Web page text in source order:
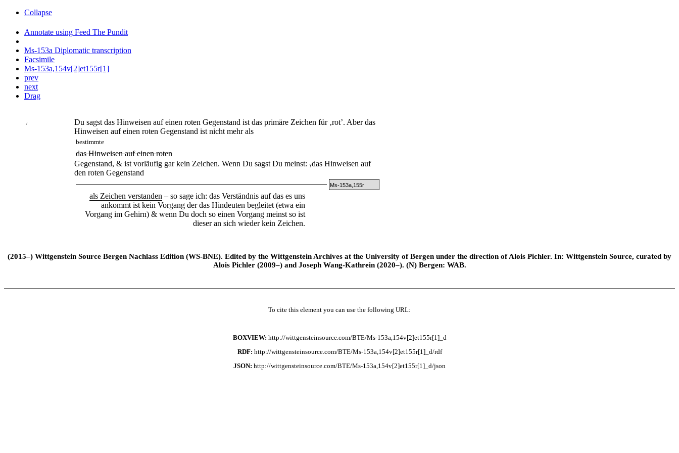
Collapse
Annotate using Feed The Pundit
Ms-153a Diplomatic transcription
Facsimile
Ms-153a,154v[2]et155r[1]
prev
next
Drag
/
Du sagst das Hinweisen auf einen roten Gegenstand ist das primäre Zeichen für ‚rot’. Aber das
Hinweisen auf einen roten Gegenstand ist nicht mehr als
bestimmte
das Hinweisen auf einen roten
Gegenstand, & ist vorläufig gar kein Zeichen. Wenn Du sagst Du meinst: ‚das Hinweisen auf
den roten Gegenstand
Ms-153a,155r
als Zeichen verstanden – so sage ich: das Verständnis auf das es uns
ankommt ist kein Vorgang der das Hindeuten begleitet (etwa ein
Vorgang im Gehirn) & wenn Du doch so einen Vorgang meinst so ist
dieser an sich wieder kein Zeichen.
(2015–) Wittgenstein Source Bergen Nachlass Edition (WS-BNE). Edited by the Wittgenstein Archives at the University of Bergen under the direction of Alois Pichler. In: Wittgenstein Source, curated by
Alois Pichler (2009–) and Joseph Wang-Kathrein (2020–). (N) Bergen: WAB.
To cite this element you can use the following URL:
BOXVIEW: http://wittgensteinsource.com/BTE/Ms-153a,154v[2]et155r[1]_d
RDF: http://wittgensteinsource.com/BTE/Ms-153a,154v[2]et155r[1]_d/rdf
JSON: http://wittgensteinsource.com/BTE/Ms-153a,154v[2]et155r[1]_d/json